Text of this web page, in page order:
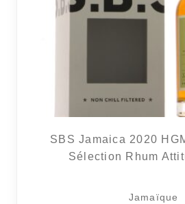
SBS Jamaica 2020
Sélection Rhum
Jamaïque